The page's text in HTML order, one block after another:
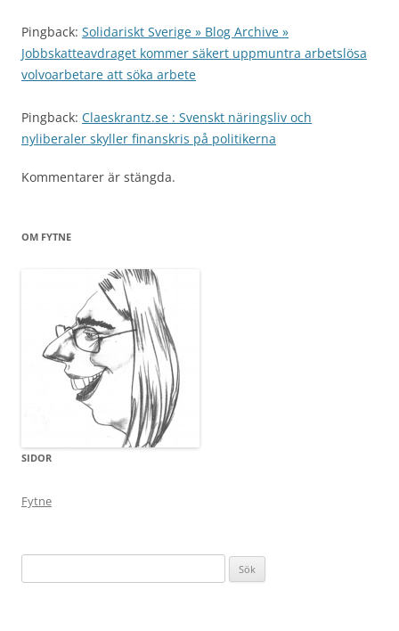
Pingback: Solidariskt Sverige » Blog Archive »
Jobbskatteavdraget kommer säkert uppmuntra arbetslösa
volvoarbetare att söka arbete
Pingback: Claeskrantz.se : Svenskt näringsliv och
nyliberaler skyller finanskris på politikerna
Kommentarer är stängda.
OM FYTNE
SIDOR
Fytne
efter: